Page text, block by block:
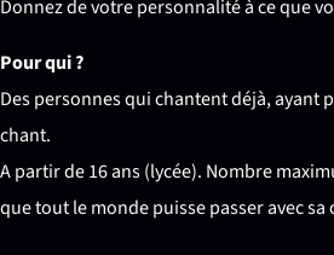
Donnez de votre personnalité à ce que
Pour qui ?
Des personnes qui chantent déjà, ayant
chant.
A partir de 16 ans (lycée). Nombre
que tout le monde puisse passer avec sa